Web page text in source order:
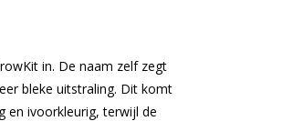
in. De naam zelf zegt
bleke uitstraling. Dit komt
en ivoorkleurig, terwijl de